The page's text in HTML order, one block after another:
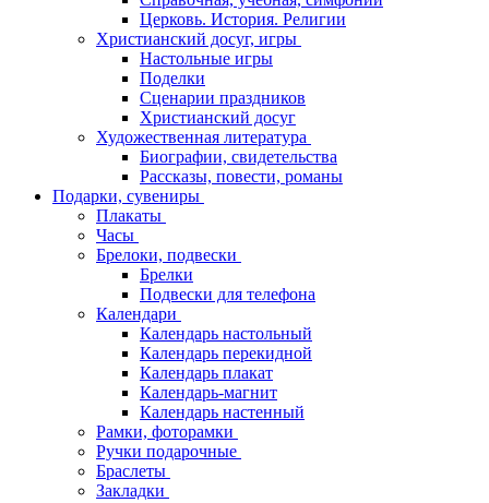
Церковь. История. Религии
Христианский досуг, игры
Настольные игры
Поделки
Сценарии праздников
Христианский досуг
Художественная литература
Биографии, свидетельства
Рассказы, повести, романы
Подарки, сувениры
Плакаты
Часы
Брелоки, подвески
Брелки
Подвески для телефона
Календари
Календарь настольный
Календарь перекидной
Календарь плакат
Календарь-магнит
Календарь настенный
Рамки, фоторамки
Ручки подарочные
Браслеты
Закладки